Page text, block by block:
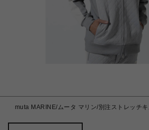
muta MARINE/ムータ マリン/別注ストレッチ